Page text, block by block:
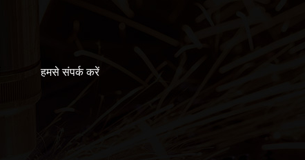
हमसे संपर्क करें